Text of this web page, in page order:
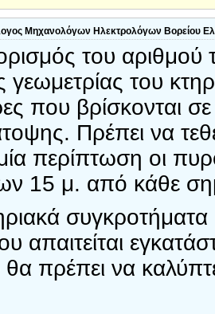
Μηχανολόγων Ηλεκτρολόγων Βορείου
του
του
που βρίσκονται
Πρέπει να
περίπτωση οι
15 μ. από κάθε
απαιτείται
θα πρέπει να